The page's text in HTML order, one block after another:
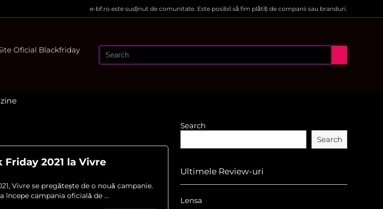
e-bf.ro este susținut de comunitate. Este posibil să fim plătiți de companii sau branduri.
Oficial Blackfriday
2021 la Vivre
Vivre se pregătește de o nouă campanie.
începe campania oficială de ...
Search
Search
Ultimele Review-uri
Lensa